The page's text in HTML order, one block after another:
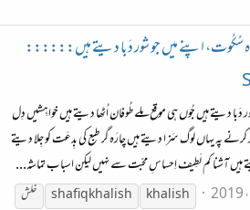
اپنے میں جو شور دَبا دیتے ہیں::::::
دیتے ہیں جُوں ہی موقع مِلے طُوفان اُٹھا دیتے ہیں خواہِشیں دِل
پہ یہاں لوگ سَزا دیتے ہیں چارَہ گر طبع کی بِدعَت کو جِلا دیتے
ہیں آشنا کم لَطِیف اِحساسِ محبّت سے نہیں لیکن اسباب تماشہ...
khalish
shafiq khalish
خلش